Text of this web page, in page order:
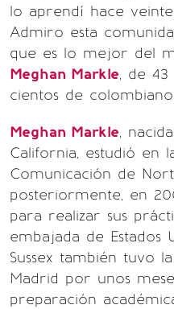
lo aprendí hace
Admiro esta
que es lo mejor del
Meghan Markle, de 43
cientos de
Meghan Markle,
California, estudió en
Comunicación de
posteriormente, en
para realizar sus
embajada de Estados
Sussex también tuvo
Madrid por unos
preparación